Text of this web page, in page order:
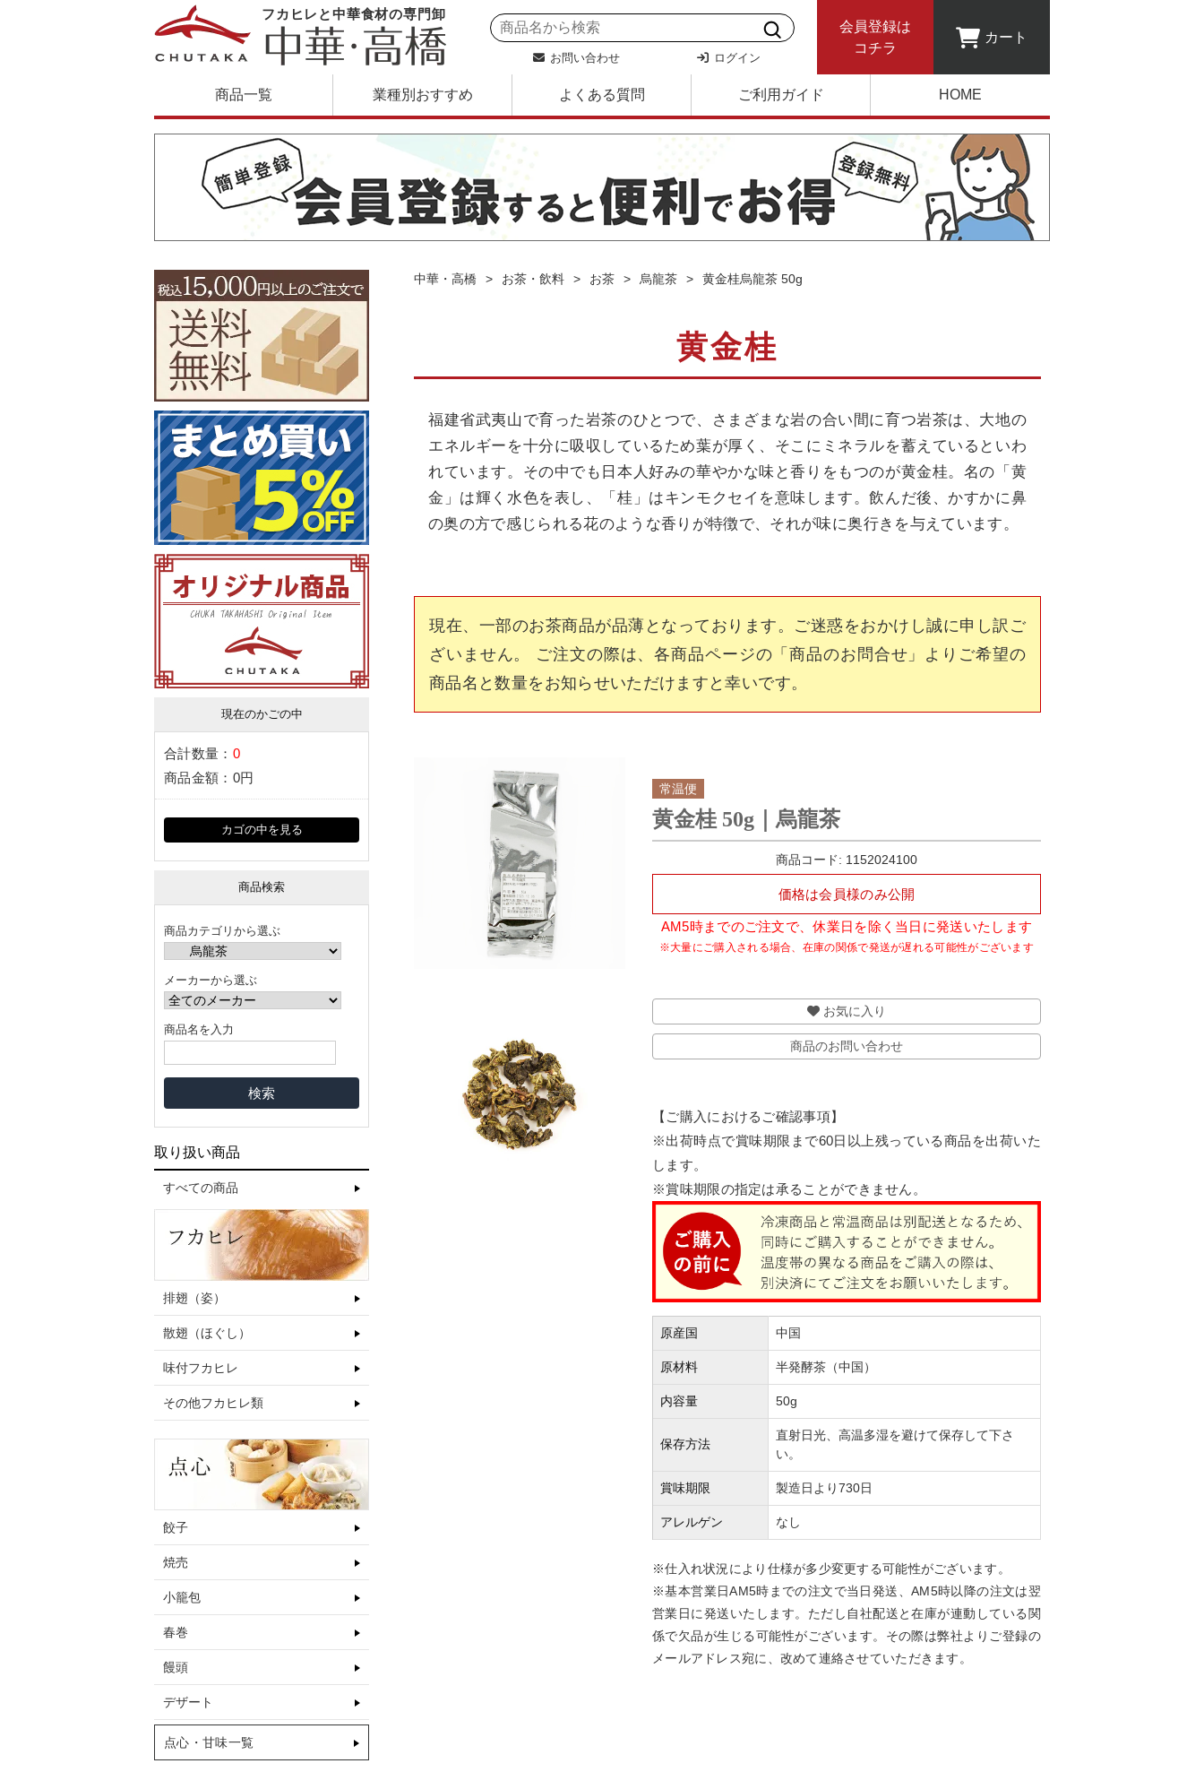
フカヒレと中華食材の専門卸
お問い合わせ ログイン
会員登録は
コチラ
カート
商品一覧 業種別おすすめ よくある質問 ご利用ガイド HOME
現在のかごの中
合計数量： 0
商品金額： 0円
カゴの中を見る
商品検索
商品カテゴリから選ぶ
メーカーから選ぶ
商品名を入力
取り扱い商品
すべての商品
排翅（姿）
散翅（ほぐし）
味付フカヒレ
その他フカヒレ類
餃子
焼売
小籠包
春巻
饅頭
デザート
点心・甘味一覧
中華・高橋 お茶・飲料 お茶 烏龍茶 黄金桂烏龍茶 50g
黄金桂
福建省武夷山で育った岩茶のひとつで、さまざまな岩の合い間に育つ岩茶は、大地の
エネルギーを十分に吸収しているため葉が厚く、そこにミネラルを蓄えているといわ
れています。その中でも日本人好みの華やかな味と香りをもつのが黄金桂。名の「黄
金」は輝く水色を表し、「桂」はキンモクセイを意味します。飲んだ後、かすかに鼻
の奥の方で感じられる花のような香りが特徴で、それが味に奥行きを与えています。
現在、一部のお茶商品が品薄となっております。ご迷惑をおかけし誠に申し訳ご
ざいません。 ご注文の際は、各商品ページの「商品のお問合せ」よりご希望の
商品名と数量をお知らせいただけますと幸いです。
常温便
黄金桂 50g｜烏龍茶
商品コード: 1152024100
価格は会員様のみ公開
AM5時までのご注文で、休業日を除く当日に発送いたします
お気に入り
商品のお問い合わせ
【ご購入におけるご確認事項】
※出荷時点で賞味期限まで60日以上残っている商品を出荷いた
します。
※賞味期限の指定は承ることができません。
原産国 中国
原材料 半発酵茶（中国）
内容量 50g
保存方法
直射日光、高温多湿を避けて保存して下さ
い。
賞味期限 製造日より730日
アレルゲン なし
※仕入れ状況により仕様が多少変更する可能性がございます。
※基本営業日AM5時までの注文で当日発送、AM5時以降の注文は翌
営業日に発送いたします。ただし自社配送と在庫が連動している関
係で欠品が生じる可能性がございます。その際は弊社よりご登録の
メールアドレス宛に、改めて連絡させていただきます。